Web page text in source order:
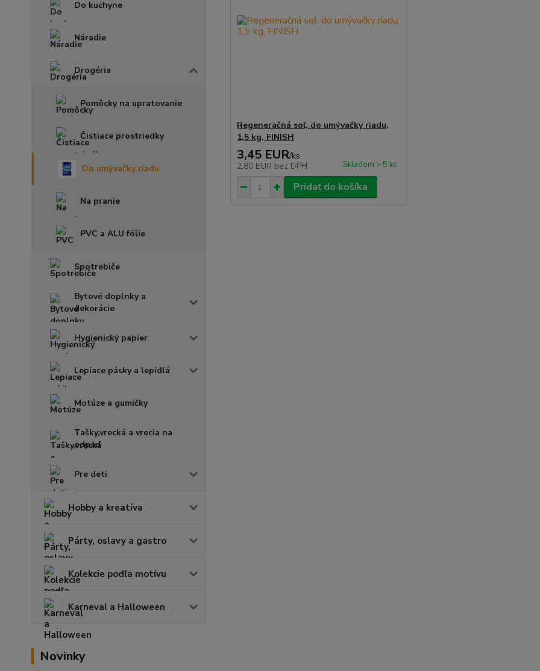
Do kuchyne
Náradie
Drogéria
Pomôcky na upratovanie
Čistiace prostriedky
Do umývačky riadu
Na pranie
PVC a ALU fólie
Spotrebiče
Bytové doplnky a
dekorácie
Hygienický papier
Lepiace pásky a lepidlá
Motúze a gumičky
Tašky,vrecká a vrecia na
odpad
Pre deti
Hobby a kreatíva
Párty, oslavy a gastro
Kolekcie podľa motívu
Karneval a Halloween
Novinky
Regeneračná soľ, do umývačky riadu,
1,5 kg, FINISH
3,45 EUR/ks
2,80 EUR bez DPH Skladom > 5 ks
Pridať do košíka